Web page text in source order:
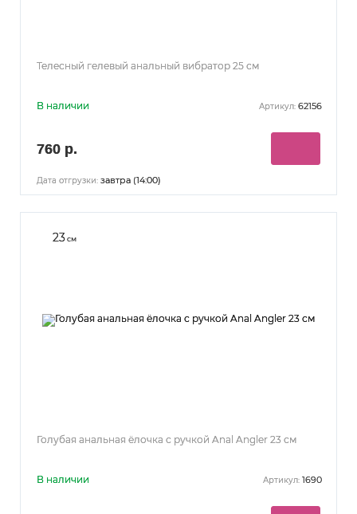
Телесный гелевый анальный вибратор 25 см
В наличии Артикул: 62156
760 р.
Дата отгрузки: завтра (14:00)
23см
Голубая анальная ёлочка с ручкой Anal Angler 23 см
В наличии Артикул: 1690